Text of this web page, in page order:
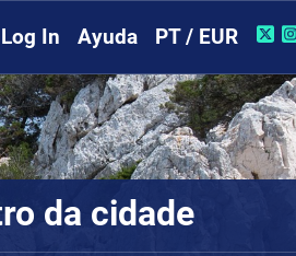
Log In Ayuda PT / EUR
da cidade